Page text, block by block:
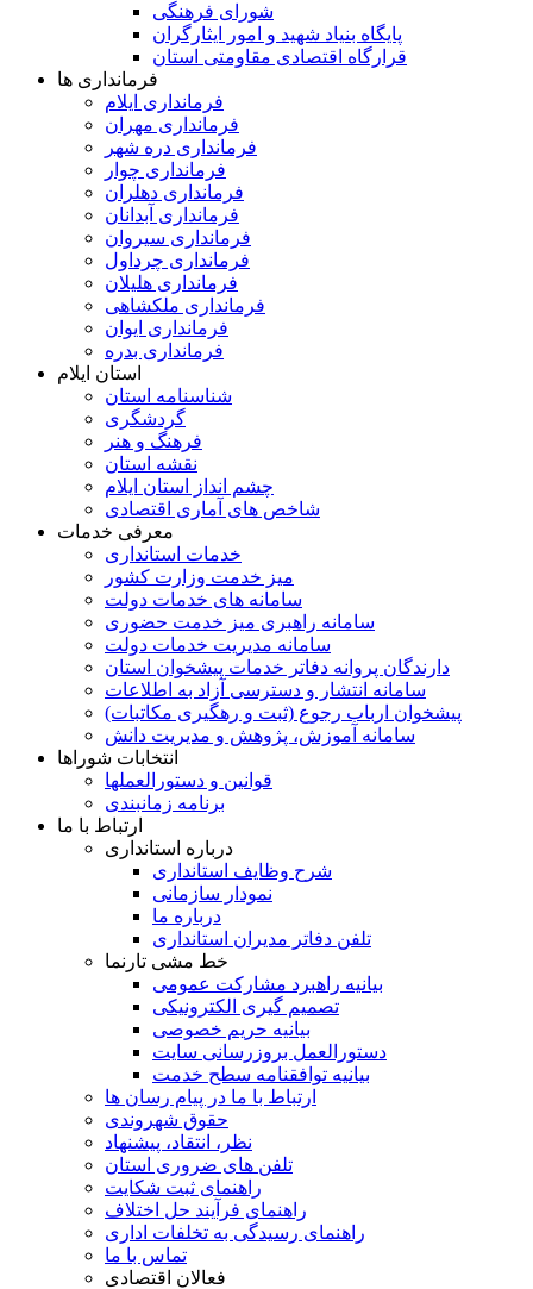
شورای فرهنگی
پایگاه بنیاد شهید و امور ایثارگران
قرارگاه اقتصادی مقاومتی استان
فرمانداری ها
فرمانداری ایلام
فرمانداری مهران
فرمانداری دره شهر
فرمانداری چوار
فرمانداری دهلران
فرمانداری آبدانان
فرمانداری سیروان
فرمانداری چرداول
فرمانداری هلیلان
فرمانداری ملکشاهی
فرمانداری ایوان
فرمانداری بدره
استان ایلام
شناسنامه استان
گردشگری
فرهنگ و هنر
نقشه استان
چشم انداز استان ایلام
شاخص های آماری اقتصادی
معرفی خدمات
خدمات استانداری
میز خدمت وزارت کشور
سامانه های خدمات دولت
سامانه راهبری میز خدمت حضوری
سامانه مدیریت خدمات دولت
دارندگان پروانه دفاتر خدمات پیشخوان استان
سامانه انتشار و دسترسی آزاد به اطلاعات
پیشخوان ارباب رجوع (ثبت و رهگیری مکاتبات)
سامانه آموزش، پژوهش و مدیریت دانش
انتخابات شوراها
قوانین و دستورالعملها
برنامه زمانبندی
ارتباط با ما
درباره استانداری
شرح وظایف استانداری
نمودار سازمانی
درباره ما
تلفن دفاتر مدیران استانداری
خط مشی تارنما
بیانیه راهبرد مشارکت عمومی
تصمیم گیری الکترونیکی
بیانیه حریم خصوصی
دستورالعمل بروزرسانی سایت
بیانیه توافقنامه سطح خدمت
ارتباط با ما در پیام رسان ها
حقوق شهروندی
نظر، انتقاد، پیشنهاد
تلفن های ضروری استان
راهنمای ثبت شکایت
راهنمای فرآیند حل اختلاف
راهنمای رسیدگی به تخلفات اداری
تماس با ما
فعالان اقتصادی